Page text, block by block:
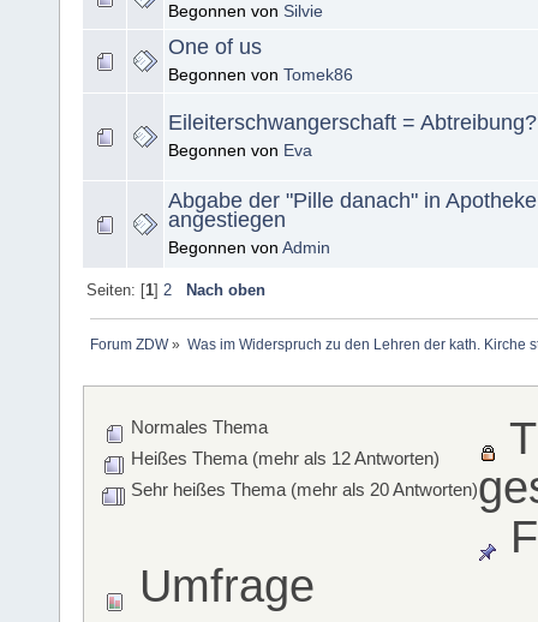
Begonnen von Silvie
One of us
Begonnen von Tomek86
Eileiterschwangerschaft = Abtreibung?
Begonnen von Eva
Abgabe der "Pille danach" in
angestiegen
Begonnen von Admin
Seiten: [1] 2 Nach oben
Forum ZDW» Was im Widerspruch zu den Lehren der kath. Kirche
Normales Thema
Heißes Thema (mehr als 12 Antworten)
Sehr heißes Thema (mehr als 20 Antworten)
Umfrage